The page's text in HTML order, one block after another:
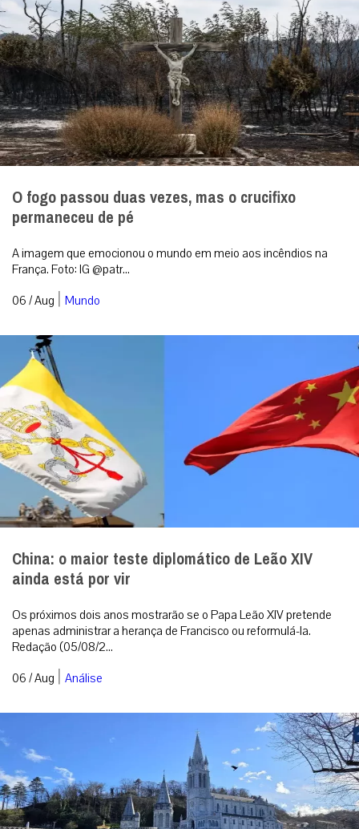
O fogo passou duas vezes, mas o crucifixo
permaneceu de pé
A imagem que emocionou o mundo em meio aos incêndios na
França. Foto: IG @patr...
06 / Aug | Mundo
China: o maior teste diplomático de Leão XIV
ainda está por vir
Os próximos dois anos mostrarão se o Papa Leão XIV pretende
apenas administrar a herança de Francisco ou reformulá-la.
Redação (05/08/2...
06 / Aug | Análise